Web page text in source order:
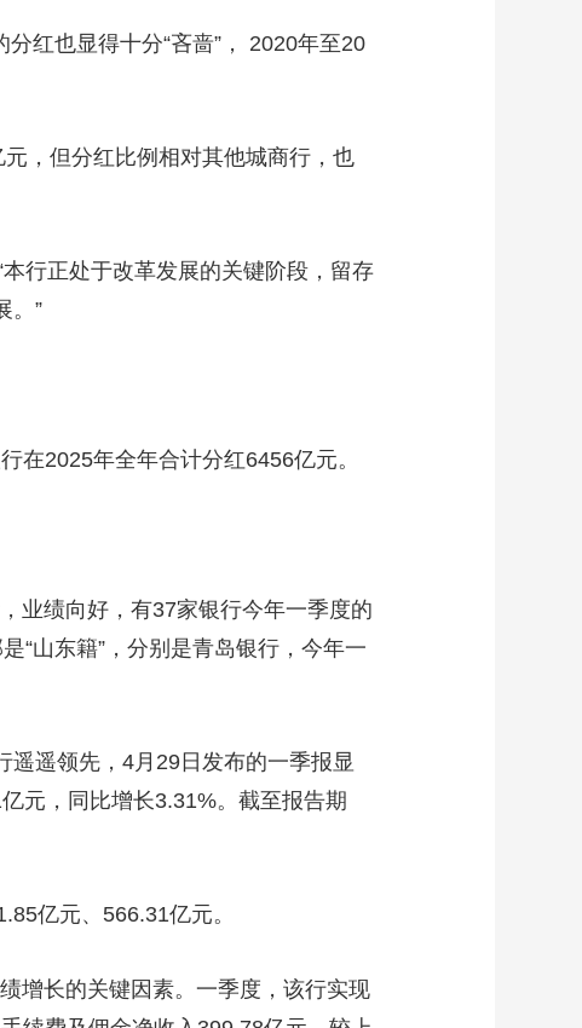
红也显得十分“吝啬”， 2020年至20
，但分红比例相对其他城商行，也
行正处于改革发展的关键阶段，留存
。”
2025年全年合计分红6456亿元。
绩向好，有37家银行今年一季度的
“山东籍”，分别是青岛银行，今年一
遥领先，4月29日发布的一季报显
元，同比增长3.31%。截至报告期
亿元、566.31亿元。
长的关键因素。一季度，该行实现